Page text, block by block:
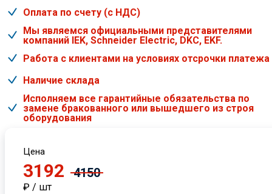
Оплата по счету (с НДС)
Мы являемся официальными представителями
компаний IEK, Schneider Electric, DKC, EKF.
Работа с клиентами на условиях отсрочки платежа
Наличие склада
Исполняем все гарантийные обязательства по
замене бракованного или вышедшего из строя
оборудования
Цена
3192 4150
₽ / шт